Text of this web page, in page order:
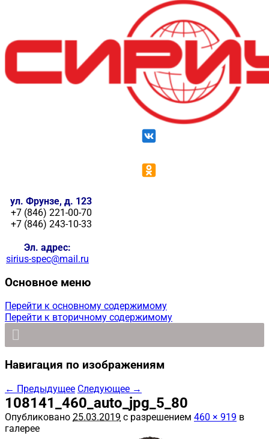
ул. Фрунзе, д. 123
+7 (846) 221-00-70
+7 (846) 243-10-33
Эл. адрес:
sirius-spec@mail.ru
Основное меню
Перейти к основному содержимому
Перейти к вторичному содержимому
Навигация по изображениям
← Предыдущее Следующее →
108141_460_auto_jpg_5_80
Опубликовано 25.03.2019 с разрешением 460 × 919 в
галерее